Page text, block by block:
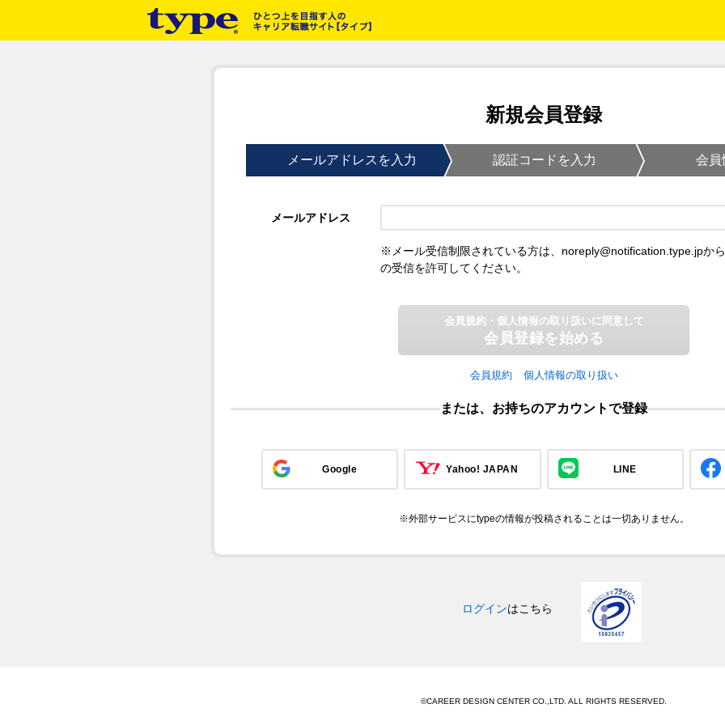
新規会員登録
メールアドレスを入力 認証コードを入力 会員
メールアドレス
※メール受信制限されている方は、noreply@notification.type.jpから
の受信を許可してください。
会員規約・個人情報の取り扱いに同意して
会員登録を始める
会員規約 個人情報の取り扱い
または、お持ちのアカウントで登録
Google Yahoo! JAPAN LINE
※外部サービスにtypeの情報が投稿されることは一切ありません。
ログインはこちら
©CAREER DESIGN CENTER CO.,LTD. ALL RIGHTS RESERVED.